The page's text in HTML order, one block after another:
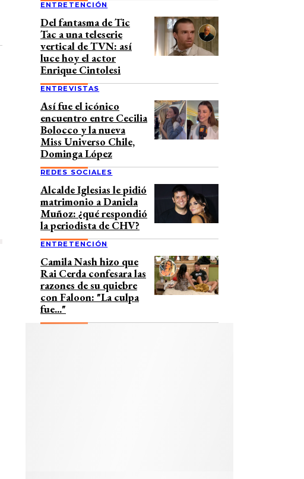
ENTRETENCIÓN
Del fantasma de Tic
Tac a una teleserie
vertical de TVN: así
luce hoy el actor
Enrique Cintolesi
ENTREVISTAS
Así fue el icónico
encuentro entre Cecilia
Bolocco y la nueva
Miss Universo Chile,
Dominga López
REDES SOCIALES
Alcalde Iglesias le pidió
matrimonio a Daniela
Muñoz: ¿qué respondió
la periodista de CHV?
ENTRETENCIÓN
Camila Nash hizo que
Rai Cerda confesara las
razones de su quiebre
con Faloon: "La culpa
fue..."